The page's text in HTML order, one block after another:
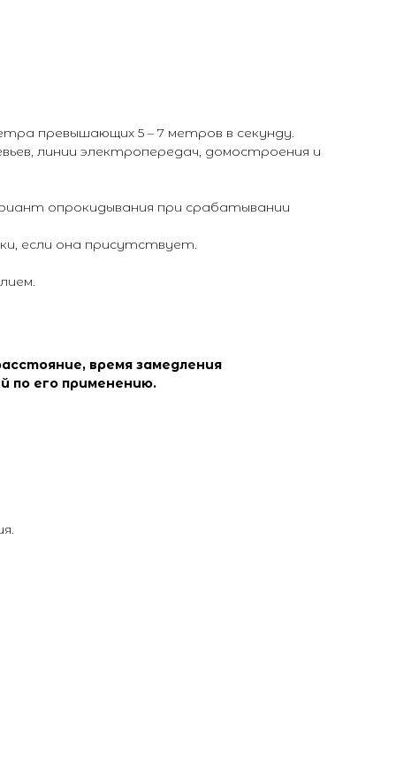
превышающих 5 – 7 метров в секунду.
линии электропередач, домостроения и
опрокидывания при срабатывании
если она присутствует.
время замедления
по его применению.